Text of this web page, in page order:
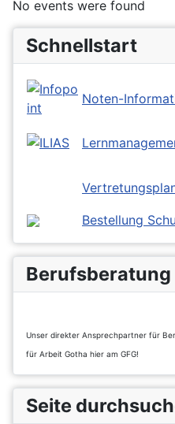
No events were found
Schnellstart
Noten-
Bestellung
Berufsberatung
Unser direkter Ansprechpartner für
für Arbeit Gotha hier am GFG!
Seite